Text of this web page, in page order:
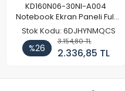
KD160N06-30NI-A004
Notebook Ekran Paneli Full
HD
Stok Kodu: 6DJHYNMQCS
%26
3.154,80 TL
2.336,85 TL